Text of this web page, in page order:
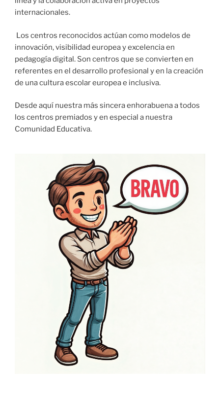
internacionales.
Los centros reconocidos actúan como modelos de
innovación, visibilidad europea y excelencia en
pedagogía digital. Son centros que se convierten en
referentes en el desarrollo profesional y en la creación
de una cultura escolar europea e inclusiva.
Desde aquí nuestra más sincera enhorabuena a todos
los centros premiados y en especial a nuestra
Comunidad Educativa.